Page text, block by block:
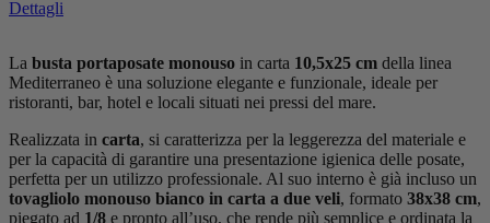
Dettagli
La busta portaposate monouso in carta 10,5x25 cm della linea
Mediterraneo è una soluzione elegante e funzionale, ideale per
ristoranti, bar, hotel e locali situati nei pressi del mare.
Realizzata in carta, si caratterizza per la leggerezza del materiale e
per la capacità di garantire una presentazione igienica delle posate,
perfetta per un utilizzo professionale. Al suo interno è già incluso un
tovagliolo monouso bianco in carta a due veli, formato 38x38 cm,
piegato ad 1/8 e pronto all’uso, che rende più semplice e ordinata la